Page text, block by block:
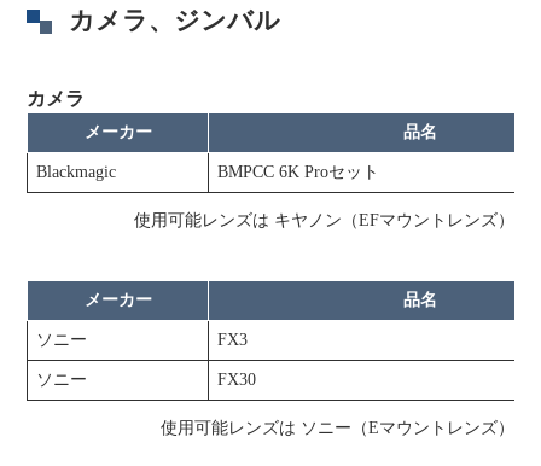
カメラ、ジンバル
カメラ
メーカー 品名
Blackmagic BMPCC 6K Proセット
使用可能レンズは キヤノン（EFマウントレンズ）
メーカー 品名
ソニー FX3
ソニー FX30
使用可能レンズは ソニー（Eマウントレンズ）